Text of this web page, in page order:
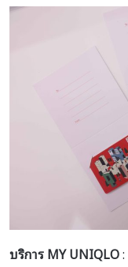
บริการ MY UNIQLO